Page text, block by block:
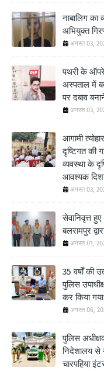
नाबालिग
अभियुक्त
अगस्त 03,
पथरी के
अस्पताल में
पर दबाव
अगस्त 03,
आगामी
दृष्टिगत की
व्यवस्था के
आवश्यक
अगस्त 03,
सेवानिवृत्त
बलरामपुर
अगस्त 01,
35 वर्षों की
पुलिस
कर किया
अगस्त 06,
पुलिस
निदेशालय से
चारपहिया